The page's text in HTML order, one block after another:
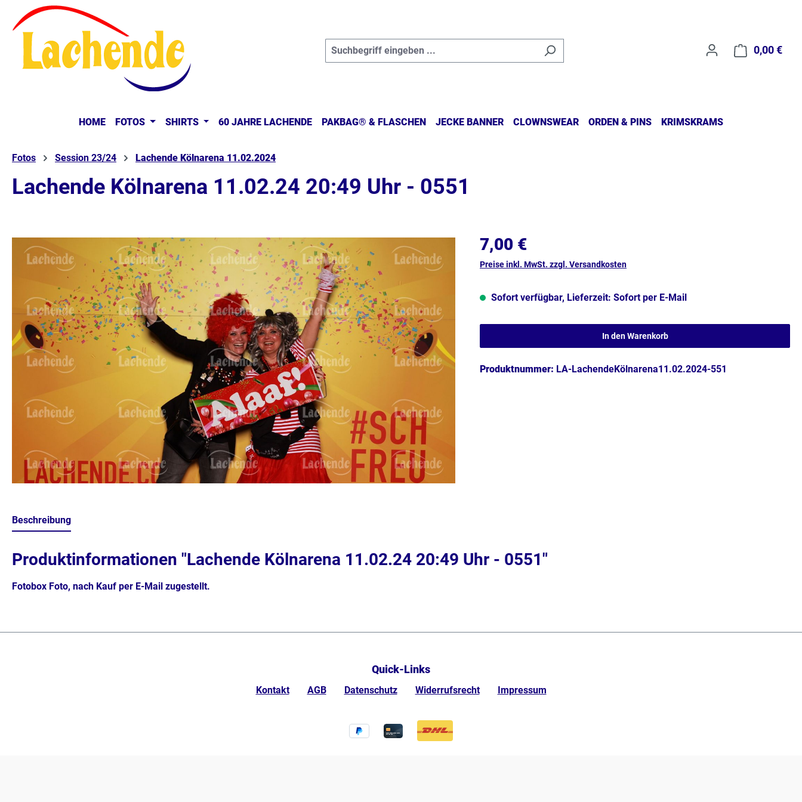
Zur Hauptnavigation springen
0,00 €
HOME FOTOS SHIRTS 60 JAHRE LACHENDE PAKBAG® & FLASCHEN JECKE BANNER CLOWNSWEAR ORDEN & PINS KRIMSKRAMS
Fotos Session 23/24 Lachende Kölnarena 11.02.2024
Lachende Kölnarena 11.02.24 20:49 Uhr - 0551
Bildergalerie überspringen 7,00 €
Preise inkl. MwSt. zzgl. Versandkosten
Sofort verfügbar, Lieferzeit: Sofort per E-Mail
In den Warenkorb
Produktnummer: LA-LachendeKölnarena11.02.2024-551
Beschreibung
Produktinformationen "Lachende Kölnarena 11.02.24 20:49 Uhr - 0551"
Fotobox Foto, nach Kauf per E-Mail zugestellt.
Quick-Links
Kontakt AGB Datenschutz Widerrufsrecht Impressum